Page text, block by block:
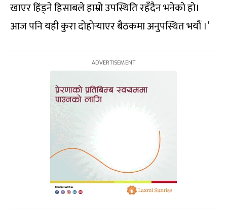
खाएर हिंड्ने हिसाबले हाम्रो उपस्थिति रहँदैन भनेको हो।
आज पनि यही कुरा दोहोर्‍याएर बैठकमा अनुपस्थित भयौं ।’